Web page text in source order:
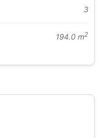
3
194.0 m2